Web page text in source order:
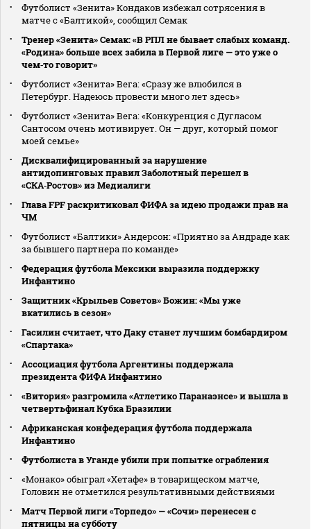
Футболист «Зенита» Кондаков избежал сотрясения в
матче с «Балтикой», сообщил Семак
Тренер «Зенита» Семак: «В РПЛ не бывает слабых команд.
«Родина» больше всех забила в Первой лиге — это уже о
чем‑то говорит»
Футболист «Зенита» Вега: «Сразу же влюбился в
Петербург. Надеюсь провести много лет здесь»
Футболист «Зенита» Вега: «Конкуренция с Дугласом
Сантосом очень мотивирует. Он — друг, который помог
моей семье»
Дисквалифицированный за нарушение
антидопинговых правил Заболотный перешел в
«СКА‑Ростов» из Медиалиги
Глава FPF раскритиковал ФИФА за идею продажи прав на
ЧМ
Футболист «Балтики» Андерсон: «Приятно за Андраде как
за бывшего партнера по команде»
Федерация футбола Мексики выразила поддержку
Инфантино
Защитник «Крыльев Советов» Божин: «Мы уже
вкатились в сезон»
Гасилин считает, что Даку станет лучшим бомбардиром
«Спартака»
Ассоциация футбола Аргентины поддержала
президента ФИФА Инфантино
«Витория» разгромила «Атлетико Паранаэнсе» и вышла в
четвертьфинал Кубка Бразилии
Африканская конфедерация футбола поддержала
Инфантино
Футболиста в Уганде убили при попытке ограбления
«Монако» обыграл «Хетафе» в товарищеском матче,
Головин не отметился результативными действиями
Матч Первой лиги «Торпедо» — «Сочи» перенесен с
пятницы на субботу